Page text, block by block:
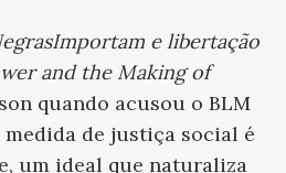
e libertação
and the Making of
quando acusou o BLM
de justiça social é
um ideal que naturaliza